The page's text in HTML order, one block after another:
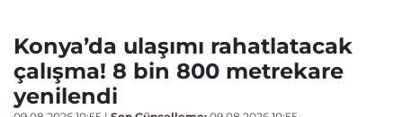
Konya’da ulaşımı rahatlatacak
çalışma! 8 bin 800 metrekare
yenilendi